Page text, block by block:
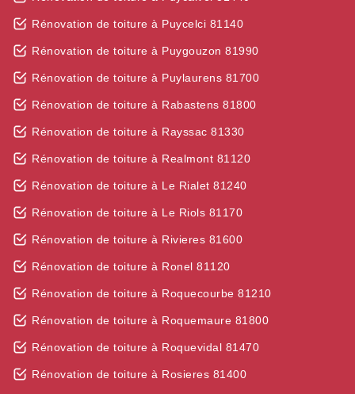
Rénovation de toiture à Puycelci 81140
Rénovation de toiture à Puygouzon 81990
Rénovation de toiture à Puylaurens 81700
Rénovation de toiture à Rabastens 81800
Rénovation de toiture à Rayssac 81330
Rénovation de toiture à Realmont 81120
Rénovation de toiture à Le Rialet 81240
Rénovation de toiture à Le Riols 81170
Rénovation de toiture à Rivieres 81600
Rénovation de toiture à Ronel 81120
Rénovation de toiture à Roquecourbe 81210
Rénovation de toiture à Roquemaure 81800
Rénovation de toiture à Roquevidal 81470
Rénovation de toiture à Rosieres 81400